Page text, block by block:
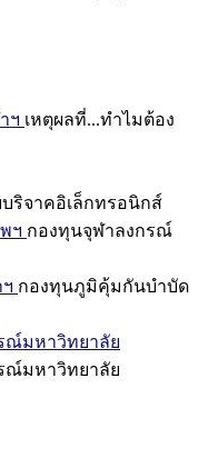
ฯ เหตุผลที่...ทำไมต้อง
ริจาคอิเล็กทรอนิกส์
ฯ กองทุนจุฬาลงกรณ์
กองทุนภูมิคุ้มกันบำบัด
ณ์มหาวิทยาลัย
ณ์มหาวิทยาลัย